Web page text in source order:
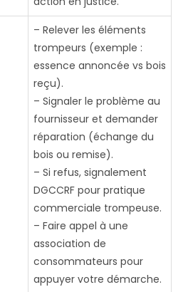
– Relever les éléments
trompeurs (exemple :
essence annoncée vs bois
reçu).
– Signaler le problème au
fournisseur et demander
réparation (échange du
bois ou remise).
– Si refus, signalement
DGCCRF pour pratique
commerciale trompeuse.
– Faire appel à une
association de
consommateurs pour
appuyer votre démarche.